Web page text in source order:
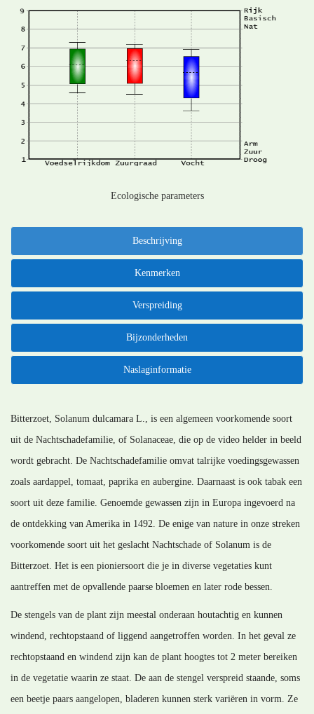
Ecologische parameters
Beschrijving
Kenmerken
Verspreiding
Bijzonderheden
Naslaginformatie
Bitterzoet, Solanum dulcamara L., is een algemeen voorkomende soort
uit de Nachtschadefamilie, of Solanaceae, die op de video helder in beeld
wordt gebracht. De Nachtschadefamilie omvat talrijke voedingsgewassen
zoals aardappel, tomaat, paprika en aubergine. Daarnaast is ook tabak een
soort uit deze familie. Genoemde gewassen zijn in Europa ingevoerd na
de ontdekking van Amerika in 1492. De enige van nature in onze streken
voorkomende soort uit het geslacht Nachtschade of Solanum is de
Bitterzoet. Het is een pioniersoort die je in diverse vegetaties kunt
aantreffen met de opvallende paarse bloemen en later rode bessen.
De stengels van de plant zijn meestal onderaan houtachtig en kunnen
windend, rechtopstaand of liggend aangetroffen worden. In het geval ze
rechtopstaand en windend zijn kan de plant hoogtes tot 2 meter bereiken
in de vegetatie waarin ze staat. De aan de stengel verspreid staande, soms
een beetje paars aangelopen, bladeren kunnen sterk variëren in vorm. Ze